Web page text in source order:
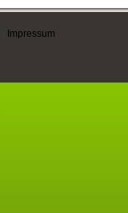
Impressum